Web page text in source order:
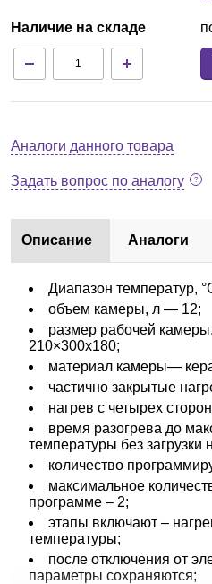
Доставка и оплата
Контакты
Наличие на складе
Аналоги данного товара
Задать вопрос по аналогу
Описание Аналоги
Диапазон температур,
объем камеры, л — 12;
размер рабочей
210×300х180;
материал камеры—
частично закрытые
нагрев с четырех
время разогрева до
температуры без загрузки
количество
максимальное
программе – 2;
этапы включают –
температуры;
после отключения от
параметры сохраняются;